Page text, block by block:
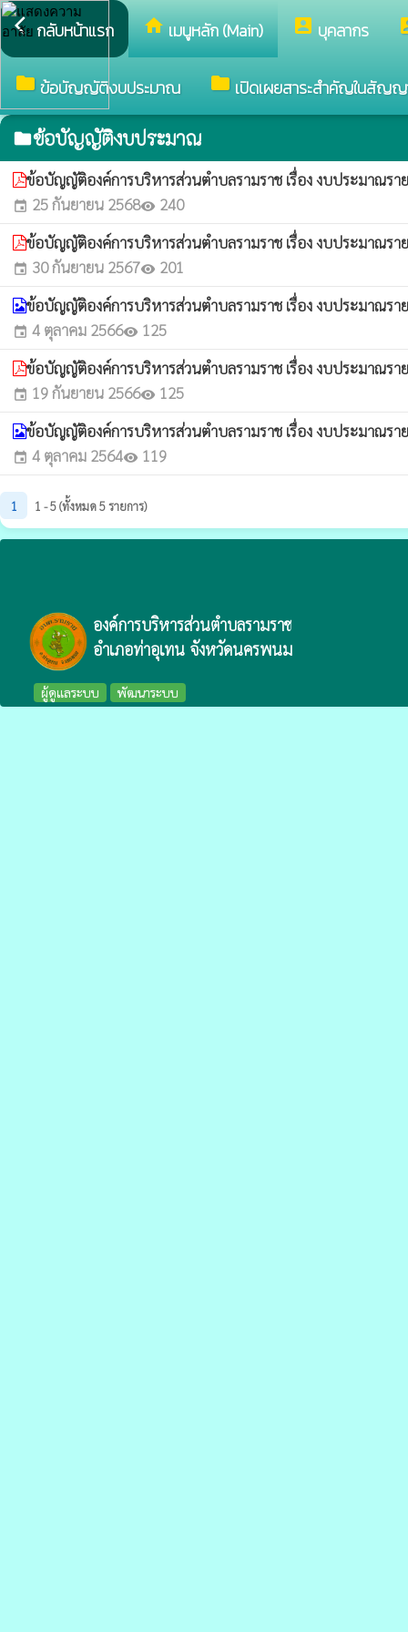
arrow_back_ios กลับหน้าแรก homeเมนูหลัก (Main) account_box บุคลากร
folder ข้อบัญญัติงบประมาณ folder เปิดเผยสาระสำคัญในสัญ
folderข้อบัญญัติงบประมาณ
ข้อบัญญัติองค์การบริหารส่วนตำบลรามราช เรื่อง งบประมาณร
event 25 กันยายน 2568visibility 240
ข้อบัญญัติองค์การบริหารส่วนตำบลรามราช เรื่อง งบประมาณร
event 30 กันยายน 2567visibility 201
ข้อบัญญัติองค์การบริหารส่วนตำบลรามราช เรื่อง งบประมาณร
event 4 ตุลาคม 2566visibility 125
ข้อบัญญัติองค์การบริหารส่วนตำบลรามราช เรื่อง งบประมาณร
event 19 กันยายน 2566visibility 125
ข้อบัญญัติองค์การบริหารส่วนตำบลรามราช เรื่อง งบประมาณร
event 4 ตุลาคม 2564visibility 119
1 1 - 5 (ทั้งหมด 5 รายการ)
องค์การบริหารส่วนตำบลรามราช
อำเภอท่าอุเทน จังหวัดนครพนม
ผู้ดูแลระบบ พัฒนาระบบ